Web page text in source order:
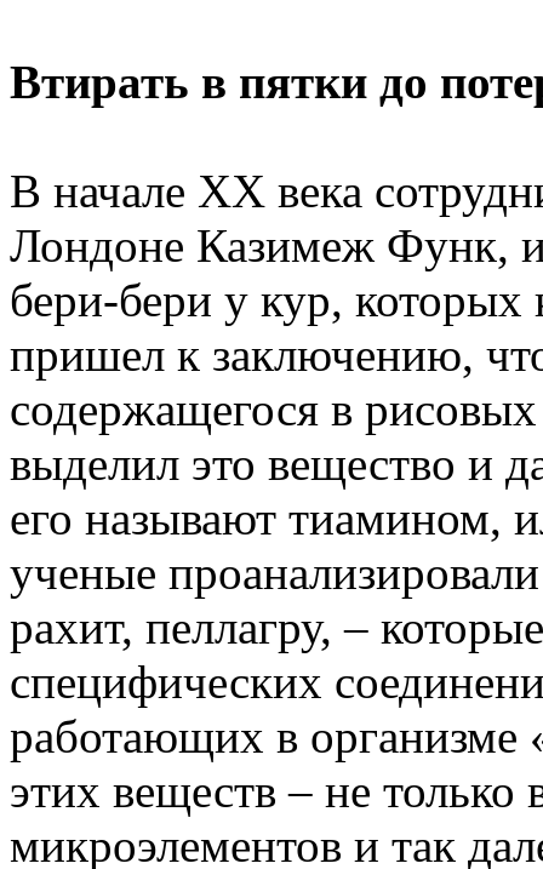
Втирать в пятки до
В начале ХХ века
Лондоне Казимеж Функ,
бери-бери у кур,
пришел к заключению,
содержащегося в
выделил это вещество и
его называют тиамином,
ученые
рахит, пеллагру, –
специфических
работающих в
этих веществ – не
микроэлементов и так